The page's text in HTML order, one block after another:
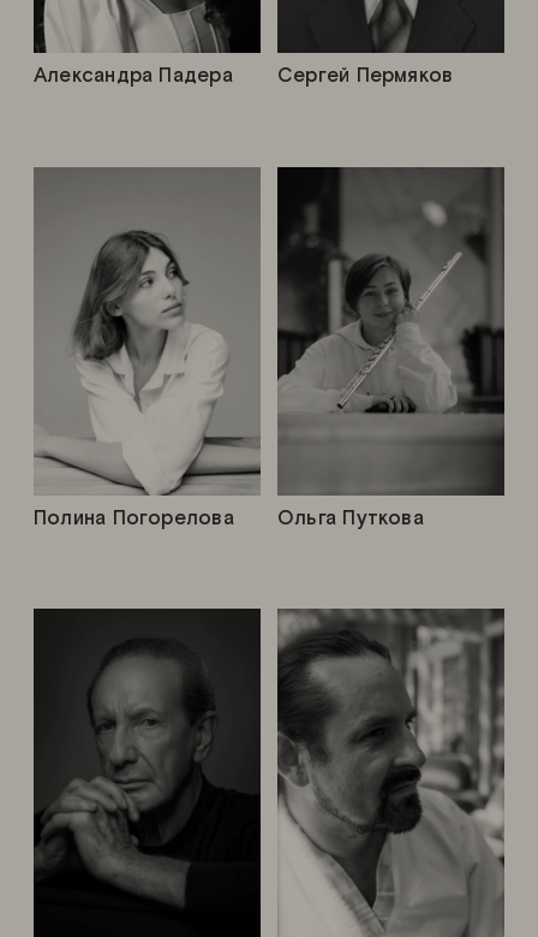
Ольга Путкова
Сергей Пермяков
Александра Падера
Полина Погорелова